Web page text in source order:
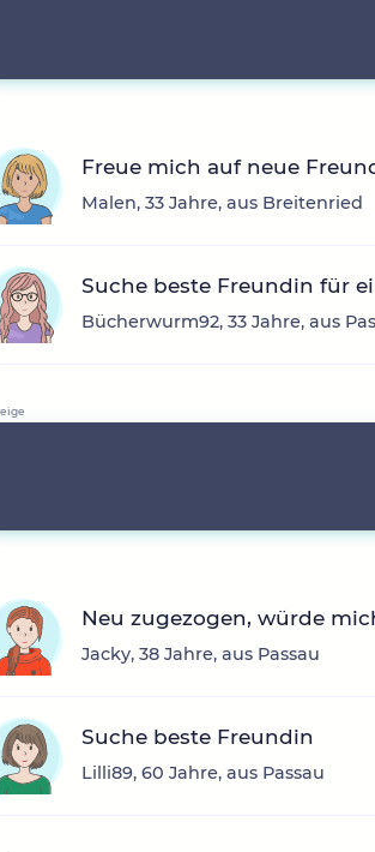
Freue mich auf neue
Malen, 33 Jahre, aus Breitenried
Suche beste Freundin für
Bücherwurm92, 33 Jahre, aus
Neu zugezogen, würde
Jacky, 38 Jahre, aus Passau
Suche beste Freundin
Lilli89, 60 Jahre, aus Passau